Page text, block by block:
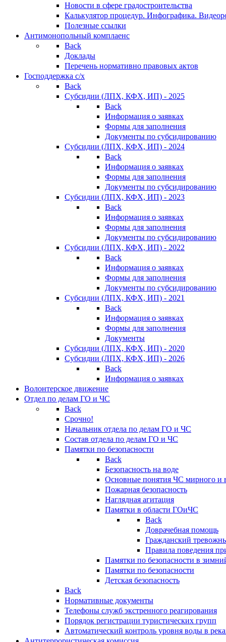
Новости в сфере градостроительства
Калькулятор процедур. Инфографика.
Полезные ссылки
Антимонопольный комплаенс
Back
Доклады
Перечень нормативно правовых актов
Господдержка с/х
Back
Субсидии (ЛПХ, КФХ, ИП) - 2025
Back
Информация о заявках
Формы для заполнения
Документы по субсидированию
Субсидии (ЛПХ, КФХ, ИП) - 2024
Back
Информация о заявках
Формы для заполнения
Документы по субсидированию
Субсидии (ЛПХ, КФХ, ИП) - 2023
Back
Информация о заявках
Формы для заполнения
Документы по субсидированию
Субсидии (ЛПХ, КФХ, ИП) - 2022
Back
Информация о заявках
Формы для заполнения
Документы по субсидированию
Субсидии (ЛПХ, КФХ, ИП) - 2021
Back
Информация о заявках
Формы для заполнения
Документы
Субсидии (ЛПХ, КФХ, ИП) - 2020
Субсидии (ЛПХ, КФХ, ИП) - 2026
Back
Информация о заявках
Волонтерское движение
Отдел по делам ГО и ЧС
Back
Срочно!
Начальник отдела по делам ГО и ЧС
Состав отдела по делам ГО и ЧС
Памятки по безопасности
Back
Безопасность на воде
Основные понятия ЧС мирного и
Пожарная безопасность
Наглядная агитация
Памятки в области ГОиЧС
Back
Доврачебная помощь
Гражданский
Правила поведения
Памятки по безопасности в
Памятки по безопасности
Детская безопасность
Back
Нормативные документы
Телефоны служб экстренного реагирования
Порядок регистрации туристических групп
Автоматический контроль уровня воды в